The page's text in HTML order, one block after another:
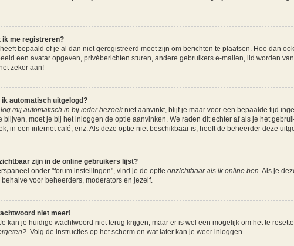
ik me registreren?
bepaald of je al dan niet geregistreerd moet zijn om berichten te plaatsen. Hoe dan
een avatar opgeven, privéberichten sturen, andere gebruikers e-mailen, lid worden
zeker aan!
ik automatisch uitgelogd?
log mij automatisch in bij ieder bezoekniet aanvinkt, blijf je maar voor een bepaalde tijd
blijven, moet je bij het inloggen de optie aanvinken. We raden dit echter af als je het
in een internet café, enz. Als deze optie niet beschikbaar is, heeft de beheerder deze
zijn in de online gebruikers lijst?
onder "forum instellingen", vind je de optie onzichtbaar als ik online ben . Als je
voor beheerders, moderators en jezelf.
niet meer!
kan je huidige wachtwoord niet terug krijgen, maar er is wel een mogelijk om het te
. Volg de instructies op het scherm en wat later kan je weer inloggen.